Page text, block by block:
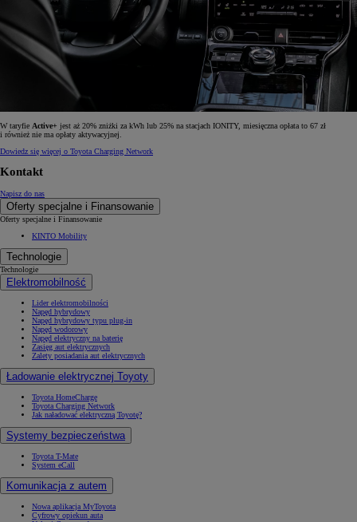
W taryfie Active+ jest aż 20% zniżki za kWh lub 25% na stacjach IONITY, miesięczna opłata to 67 zł
i również nie ma opłaty aktywacyjnej.
Dowiedz się więcej o Toyota Charging Network
Kontakt
Napisz do nas
Oferty specjalne i Finansowanie
Oferty specjalne i Finansowanie
KINTO Mobility
Technologie
Technologie
Elektromobilność
Lider elektromobilności
Napęd hybrydowy
Napęd hybrydowy typu plug-in
Napęd wodorowy
Napęd elektryczny na baterię
Zasięg aut elektrycznych
Zalety posiadania aut elektrycznych
Ładowanie elektrycznej Toyoty
Toyota HomeCharge
Toyota Charging Network
Jak naładować elektryczną Toyotę?
Systemy bezpieczeństwa
Toyota T-Mate
System eCall
Komunikacja z autem
Nowa aplikacja MyToyota
Cyfrowy opiekun auta